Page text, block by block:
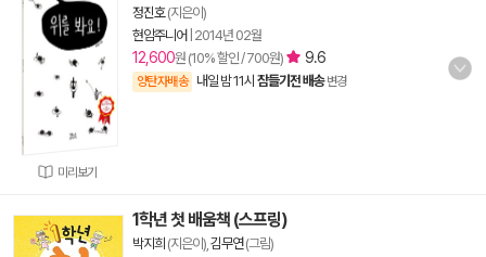
미리보기
정진호(지은이)
현암주니어 2014년 02월
12,600원 (10% 할인 / 700원) 9.6
양탄자배송 내일 밤 11시 잠들기전 배송 변경
1학년 첫 배움책 (스프링)
박지희 (지은이), 김무연(그림)